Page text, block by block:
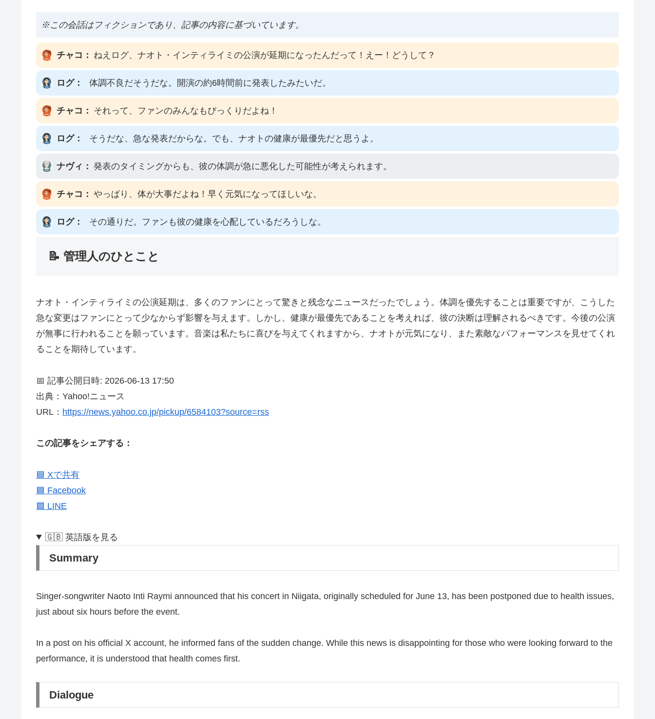
※この会話はフィクションであり、記事の内容に基づいています。
チャコ： ねえログ、ナオト・インティライミの公演が延期になったんだって！えー！どうして？
ログ： 体調不良だそうだな。開演の約6時間前に発表したみたいだ。
チャコ： それって、ファンのみんなもびっくりだよね！
ログ： そうだな、急な発表だからな。でも、ナオトの健康が最優先だと思うよ。
ナヴィ： 発表のタイミングからも、彼の体調が急に悪化した可能性が考えられます。
チャコ： やっぱり、体が大事だよね！早く元気になってほしいな。
ログ： その通りだ。ファンも彼の健康を心配しているだろうしな。
📝 管理人のひとこと
ナオト・インティライミの公演延期は、多くのファンにとって驚きと残念なニュースだったでしょう。体調を優先することは重要ですが、こうした
急な変更はファンにとって少なからず影響を与えます。しかし、健康が最優先であることを考えれば、彼の決断は理解されるべきです。今後の公演
が無事に行われることを願っています。音楽は私たちに喜びを与えてくれますから、ナオトが元気になり、また素敵なパフォーマンスを見せてくれ
ることを期待しています。
📅 記事公開日時: 2026-06-13 17:50
出典：Yahoo!ニュース
URL： https://news.yahoo.co.jp/pickup/6584103?source=rss
この記事をシェアする：
🟦 Xで共有
🟦 Facebook
🟩 LINE
🇬🇧 英語版を見る
Summary
Singer-songwriter Naoto Inti Raymi announced that his concert in Niigata, originally scheduled for June 13, has been postponed due to health issues,
just about six hours before the event.
In a post on his official X account, he informed fans of the sudden change. While this news is disappointing for those who were looking forward to the
performance, it is understood that health comes first.
Dialogue